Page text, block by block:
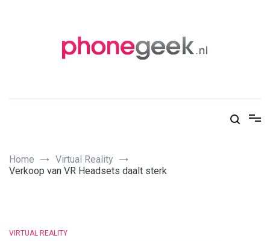
Home
Virtual Reality
Verkoop van VR Headsets daalt sterk
VIRTUAL REALITY